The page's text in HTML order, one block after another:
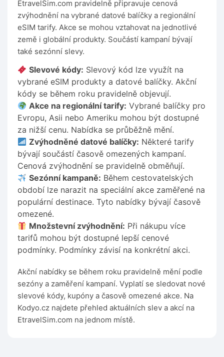
EtravelSim.com pravidelně připravuje cenová
zvýhodnění na vybrané datové balíčky a regionální
eSIM tarify. Akce se mohou vztahovat na jednotlivé
země i globální produkty. Součástí kampaní bývají
také sezónní slevy.
Slevové kódy: Slevový kód lze využít na
vybrané eSIM produkty a datové balíčky. Akční
kódy se během roku pravidelně objevují.
Akce na regionální tarify: Vybrané balíčky pro
Evropu, Asii nebo Ameriku mohou být dostupné
za nižší cenu. Nabídka se průběžně mění.
Zvýhodněné datové balíčky: Některé tarify
bývají součástí časově omezených kampaní.
Cenová zvýhodnění se pravidelně obměňují.
Sezónní kampaně: Během cestovatelských
období lze narazit na speciální akce zaměřené na
populární destinace. Tyto nabídky bývají časově
omezené.
Množstevní zvýhodnění: Při nákupu více
tarifů mohou být dostupné lepší cenové
podmínky. Podmínky závisí na konkrétní akci.
Akční nabídky se během roku pravidelně mění podle
sezóny a zaměření kampaní. Vyplatí se sledovat nové
slevové kódy, kupóny a časově omezené akce. Na
Kodyo.cz najdete přehled aktuálních slev a akcí na
EtravelSim.com na jednom místě.